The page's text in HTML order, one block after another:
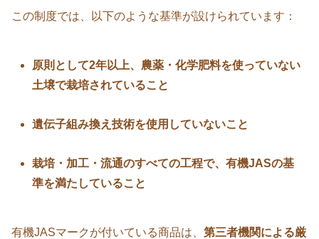
この制度では、以下のような基準が設けられています：
原則として2年以上、農薬・化学肥料を使っていない
土壌で栽培されていること
遺伝子組み換え技術を使用していないこと
栽培・加工・流通のすべての工程で、有機JASの基
準を満たしていること
有機JASマークが付いている商品は、 第三者機関による厳